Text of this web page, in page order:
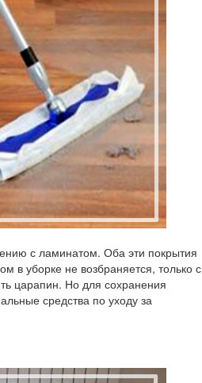
с ламинатом. Оба эти покрытия
в уборке не возбраняется, только с
царапин. Но для сохранения
средства по уходу за